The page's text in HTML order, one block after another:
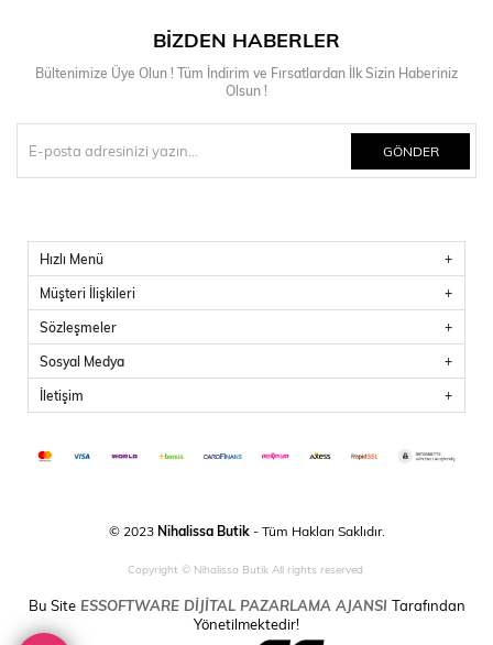
BIZDEN HABERLER
Bültenimize Üye Olun ! Tüm İndirim ve Fırsatlardan İlk Sizin Haberiniz
Olsun !
GÖNDER
Hızlı Menü
Müşteri İlişkileri
Sözleşmeler
Sosyal Medya
İletişim
© 2023 Nihalissa Butik- Tüm Hakları Saklıdır.
Copyright © Nihalissa Butik All rights reserved
Bu Site ESSOFTWARE DİJİTAL PAZARLAMA AJANSI Tarafından
Yönetilmektedir!